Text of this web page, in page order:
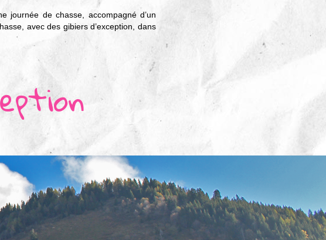
journée de chasse, accompagné d’un
avec des gibiers d’exception, dans